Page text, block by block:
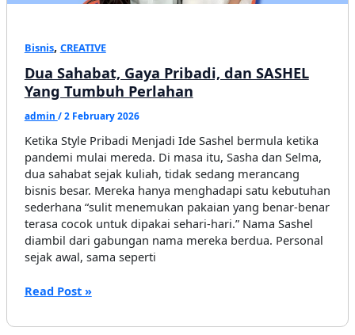
Bisnis, CREATIVE
Dua Sahabat, Gaya Pribadi, dan SASHEL
Yang Tumbuh Perlahan
admin /2 February 2026
Ketika Style Pribadi Menjadi Ide Sashel bermula ketika
pandemi mulai mereda. Di masa itu, Sasha dan Selma,
dua sahabat sejak kuliah, tidak sedang merancang
bisnis besar. Mereka hanya menghadapi satu kebutuhan
sederhana “sulit menemukan pakaian yang benar-benar
terasa cocok untuk dipakai sehari-hari.” Nama Sashel
diambil dari gabungan nama mereka berdua. Personal
sejak awal, sama seperti
Dua
Gaya
Read Post »